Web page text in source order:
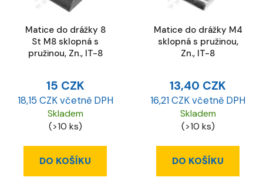
Matice do drážky 8
St M8 sklopná s
pružinou, Zn., IT-8
15 CZK
18,15 CZK včetně DPH
Skladem
(>10 ks)
DO KOŠÍKU
Matice do drážky M4
sklopná s pružinou,
Zn., IT-8
13,40 CZK
16,21 CZK včetně DPH
Skladem
(>10 ks)
DO KOŠÍKU